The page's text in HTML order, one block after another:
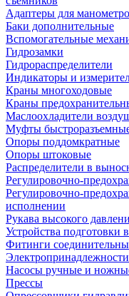
Адаптеры для
Баки дополнительные
Вспомогательные
Гидрозамки
Гидрораспределители
Индикаторы и
Краны многоходовые
Краны
Маслоохладители
Муфты
Опоры поддомкратные
Опоры штоковые
Распределители в
Регулировочно-
Регулировочно-
исполнении
Рукава высокого
Устройства подготовки
Фитинги
Насосы ручные и
Прессы